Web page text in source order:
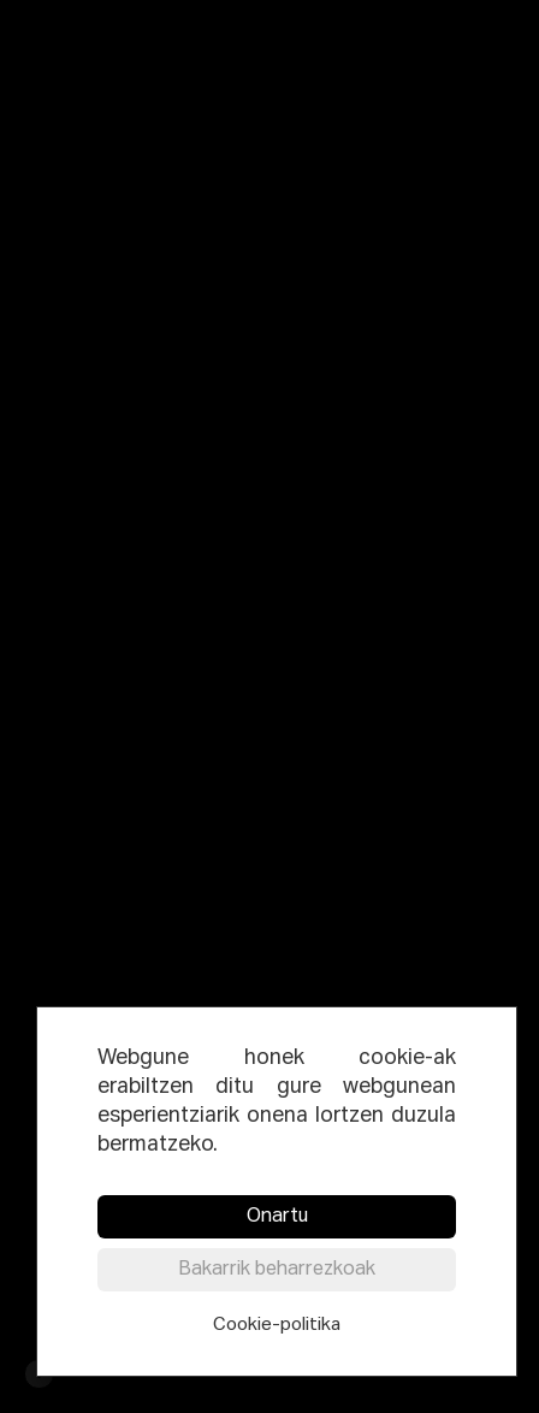
Webgune honek cookie-ak
erabiltzen ditu gure webgunean
esperientziarik onena lortzen duzula
bermatzeko.
Onartu
Bakarrik beharrezkoak
Cookie-politika